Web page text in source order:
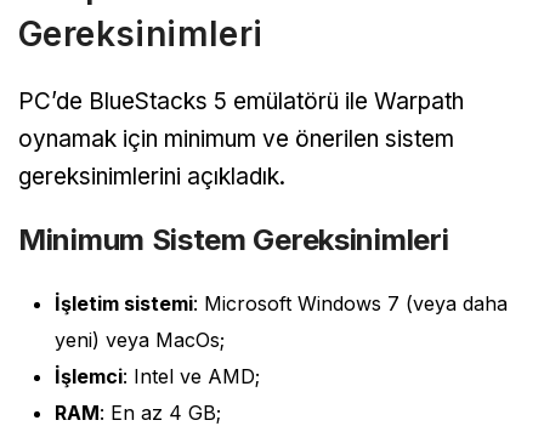
Gereksinimleri
PC’de BlueStacks 5 emülatörü ile Warpath
oynamak için minimum ve önerilen sistem
gereksinimlerini açıkladık.
Minimum Sistem Gereksinimleri
İşletim sistemi: Microsoft Windows 7 (veya daha
yeni) veya MacOs;
İşlemci: Intel ve AMD;
RAM: En az 4 GB;